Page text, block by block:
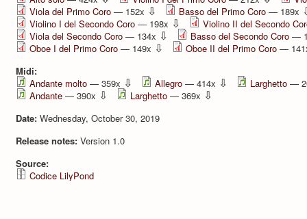
Viola del Primo Coro — 152x ⇩ Basso del Primo Coro — 189x
Violino I del Secondo Coro — 198x ⇩
Violino II del Secondo
Viola del Secondo Coro — 134x ⇩ Basso del Secondo Coro —
Oboe I del Primo Coro — 149x ⇩ Oboe II del Primo Coro —
Midi:
Andante molto — 359x ⇩ Allegro — 414x ⇩ Larghetto —
Andante — 390x ⇩ Larghetto — 369x ⇩
Date: Wednesday, October 30, 2019
Release notes: Version 1.0
Source:
Codice LilyPond